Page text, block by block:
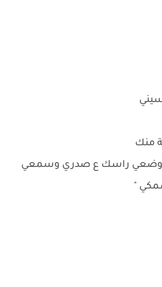
منك
وضعي راسك ع صدري وسمعي
"